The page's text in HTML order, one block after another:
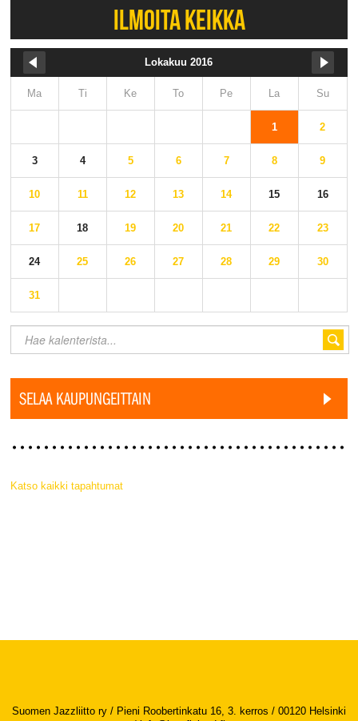
ILMOITA KEIKKA
Lokakuu 2016
Ma Ti Ke To Pe La Su
1 2
3 4 5 6 7 8 9
10 11 12 13 14 15 16
17 18 19 20 21 22 23
24 25 26 27 28 29 30
31
SELAA KAUPUNGEITTAIN
Katso kaikki tapahtumat
Suomen Jazzliitto ry / Pieni Roobertinkatu 16, 3. kerros / 00120 Helsinki